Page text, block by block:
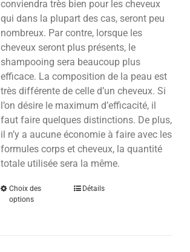
conviendra très bien pour les cheveux
qui dans la plupart des cas, seront peu
nombreux. Par contre, lorsque les
cheveux seront plus présents, le
shampooing sera beaucoup plus
efficace. La composition de la peau est
très différente de celle d’un cheveux. Si
l’on désire le maximum d’efficacité, il
faut faire quelques distinctions. De plus,
il n’y a aucune économie à faire avec les
formules corps et cheveux, la quantité
totale utilisée sera la même.
Choix des
options
Détails